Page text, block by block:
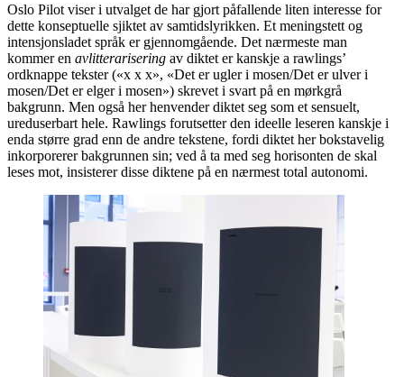
Oslo Pilot viser i utvalget de har gjort påfallende liten interesse for
dette konseptuelle sjiktet av samtidslyrikken. Et meningstett og
intensjonsladet språk er gjennomgående. Det nærmeste man
kommer en avlitterarisering av diktet er kanskje a rawlings’
ordknappe tekster («x x x», «Det er ugler i mosen/Det er ulver i
mosen/Det er elger i mosen») skrevet i svart på en mørkgrå
bakgrunn. Men også her henvender diktet seg som et sensuelt,
ureduserbart hele. Rawlings forutsetter den ideelle leseren kanskje i
enda større grad enn de andre tekstene, fordi diktet her bokstavelig
inkorporerer bakgrunnen sin; ved å ta med seg horisonten de skal
leses mot, insisterer disse diktene på en nærmest total autonomi.